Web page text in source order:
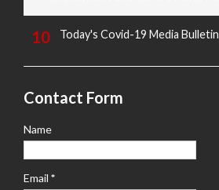
Today's Covid-19 Media
Contact Form
Name
Email *